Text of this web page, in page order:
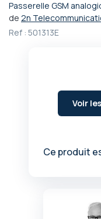
Passerelle GSM
de 2n
Ref : 501313E
Voir
Ce produit
Passer
au
début